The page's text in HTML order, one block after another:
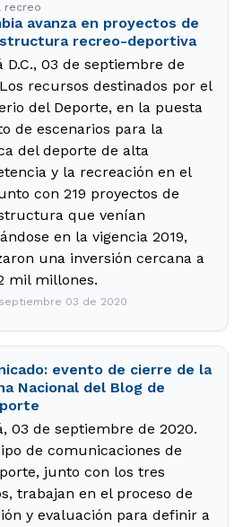
recreo
avanza en proyectos de
recreo-deportiva
D.C., 03 de septiembre de
recursos destinados por el
del Deporte, en la puesta
de escenarios para la
del deporte de alta
y la recreación en el
con 219 proyectos de
que venían
en la vigencia 2019,
una inversión cercana a
mil millones.
03 de 2020
evento de cierre de la
Nacional del Blog de
03 de septiembre de 2020.
de comunicaciones de
junto con los tres
trabajan en el proceso de
y evaluación para definir a